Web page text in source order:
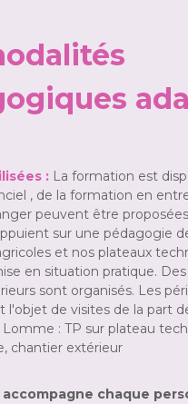
: La formation est
, de la formation en
peuvent être
sur une pédagogie
et nos plateaux
en situation pratique.
sont organisés. Les
l'objet de visites de la part
: TP sur plateau
chantier extérieur
accompagne chaque